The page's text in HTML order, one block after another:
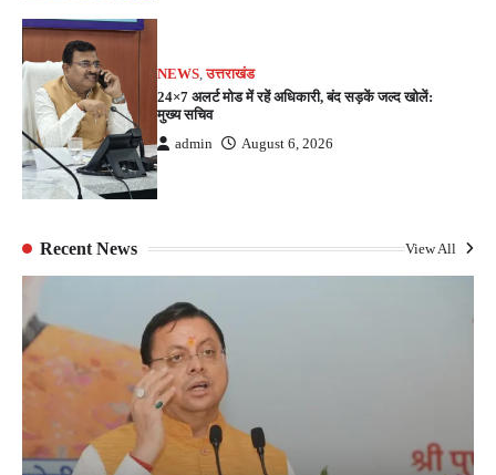
NEWS,उत्तराखंड
24×7 अलर्ट मोड में रहें अधिकारी, बंद सड़कें जल्द खोलें:
मुख्य सचिव
admin August 6, 2026
Recent News View All